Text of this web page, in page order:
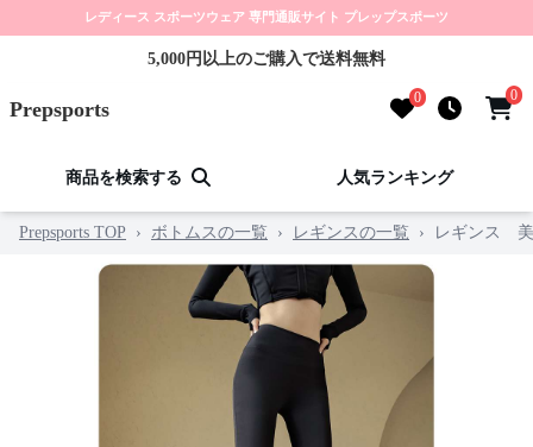
レディース スポーツウェア 専門通販サイト プレップスポーツ
5,000円以上のご購入で送料無料
Prepsports 0 0
商品を検索する 人気ランキング
Prepsports TOP › ボトムスの一覧 › レギンスの一覧 › レギンス 美